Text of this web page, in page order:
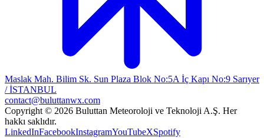
Maslak Mah. Bilim Sk. Sun Plaza Blok No:5A İç Kapı No:9 Sarıyer
/ İSTANBUL
contact@buluttanwx.com
Copyright © 2026 Buluttan Meteoroloji ve Teknoloji A.Ş. Her
hakkı saklıdır.
LinkedInFacebookInstagramYouTubeXSpotify